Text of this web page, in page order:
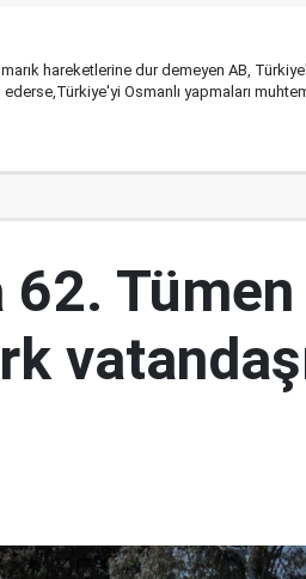
hareketlerine dur demeyen AB,
Osmanlı yapmaları
Tümen